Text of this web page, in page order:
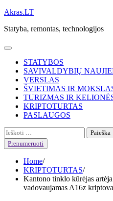
Skip
content
Akras.LT
Statyba, remontas, technologijos
STATYBOS
SAVIVALDYBIŲ
VERSLAS
ŠVIETIMAS IR
TURIZMAS IR
KRIPTOTURTAS
PASLAUGOS
Ieškoti:
Prenumeruoti
Home
KRIPTOTURTAS
Kantono tinklo kūrėjas
vadovaujamas A16z